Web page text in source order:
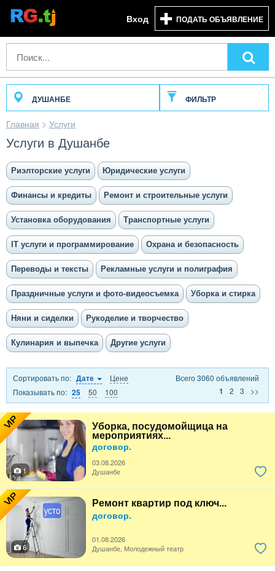
Вход ПОДАТЬ ОБЪЯВЛЕНИЕ
ДУШАНБЕ ФИЛЬТР
Главная > Услуги
Услуги в Душанбе
Риэлторские услуги Юридические услуги
Финансы и кредиты Ремонт и строительные услуги
Установка оборудования Транспортные услуги
IT услуги и программирование Охрана и безопасность
Переводы и тексты Рекламные услуги и полиграфия
Праздничные услуги и фото-видеосъемка Уборка и стирка
Няни и сиделки Рукоделие и творчество
Кулинария и выпечка Другие услуги
Сортировать по: Дате
Цене
Показывать по: 25 50 100
Всего 3060 объявлений
1
2 3 >>
VIP
Уборка, посудомойщица на
мероприятиях...
договор.
03.08.2026
1
Душанбе
VIP Ремонт квартир под ключ...
договор.
01.08.2026
6
Душанбе, Молодежный театр